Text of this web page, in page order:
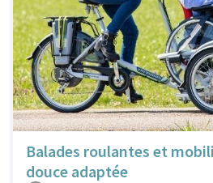
Balades roulantes et
douce adaptée